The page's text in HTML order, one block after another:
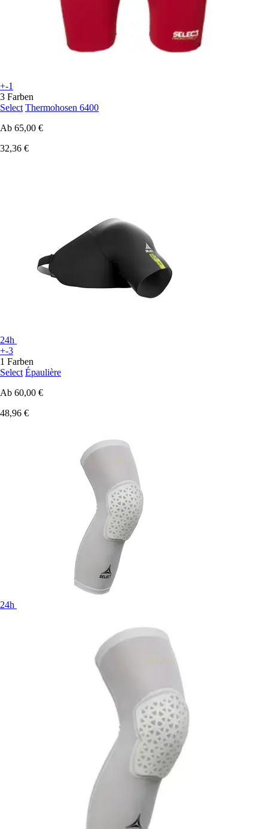
+-1
3 Farben
Select Thermohosen 6400
Ab 65,00 €
32,36 €
24h
+-3
1 Farben
Select Épaulière
Ab 60,00 €
48,96 €
24h